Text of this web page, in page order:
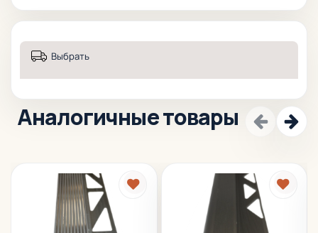
Выбрать
Аналогичные товары